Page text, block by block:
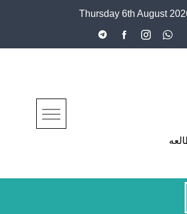
Thursday 6th August